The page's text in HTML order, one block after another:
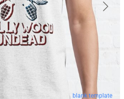
blank template